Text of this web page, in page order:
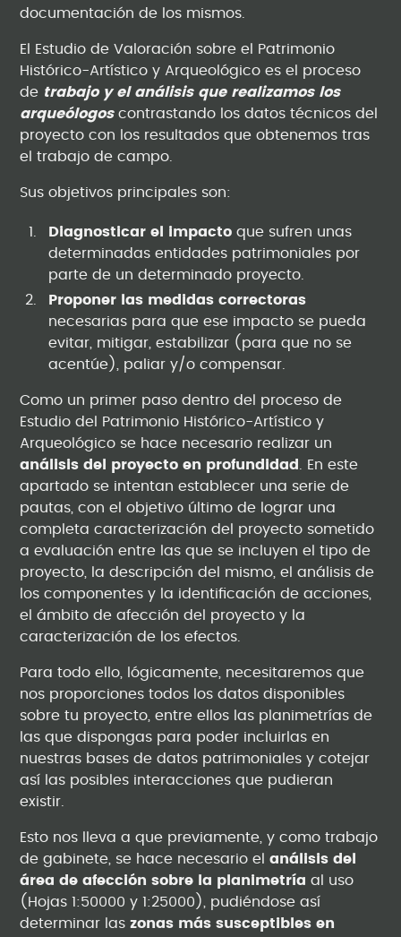
documentación de los mismos.
El Estudio de Valoración sobre el Patrimonio
Histórico-Artístico y Arqueológico es el proceso
de trabajo y el análisis que realizamos los
arqueólogoscontrastando los datos técnicos del
proyecto con los resultados que obtenemos tras
el trabajo de campo.
Sus objetivos principales son:
Diagnosticar el impacto que sufren unas
determinadas entidades patrimoniales por
parte de un determinado proyecto.
Proponer las medidas correctoras
necesarias para que ese impacto se pueda
evitar, mitigar, estabilizar (para que no se
acentúe), paliar y/o compensar.
Como un primer paso dentro del proceso de
Estudio del Patrimonio Histórico-Artístico y
Arqueológico se hace necesario realizar un
análisis del proyecto en profundidad
. En este
apartado se intentan establecer una serie de
pautas, con el objetivo último de lograr una
completa caracterización del proyecto sometido
a evaluación entre las que se incluyen el tipo de
proyecto, la descripción del mismo, el análisis de
los componentes y la identificación de acciones,
el ámbito de afección del proyecto y la
caracterización de los efectos.
Para todo ello, lógicamente, necesitaremos que
nos proporciones todos los datos disponibles
sobre tu proyecto, entre ellos las planimetrías de
las que dispongas para poder incluirlas en
nuestras bases de datos patrimoniales y cotejar
así las posibles interacciones que pudieran
existir.
Esto nos lleva a que previamente, y como trabajo
de gabinete, se hace necesario elanálisis del
área de afección sobre la planimetría al uso
(Hojas 1:50000 y 1:25000), pudiéndose así
determinar laszonas más susceptibles en